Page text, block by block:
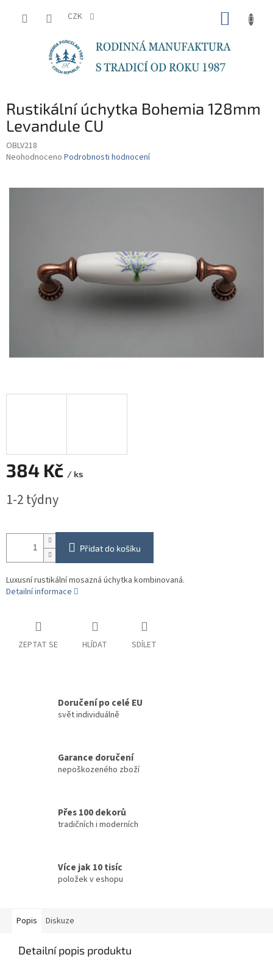
CZK
Rustikální úchytka Bohemia 128mm
Levandule CU
OBLV218
Průměrné
je
Neohodnoceno Podrobnosti hodnocení
384 Kč / ks
cena:
1-2 týdny
Přidat do košíku
Luxusní rustikální mosazná úchytka kombinovaná.
Detailní informace
ZEPTAT SE HLÍDAT SDÍLET
Doručení po celé EU
svět individuálně
Garance doručení
nepoškozeného zboží
Přes 100 dekorů
tradičních i moderních
Více jak 10 tisíc
položek v eshopu
Popis Diskuze
Detailní popis produktu